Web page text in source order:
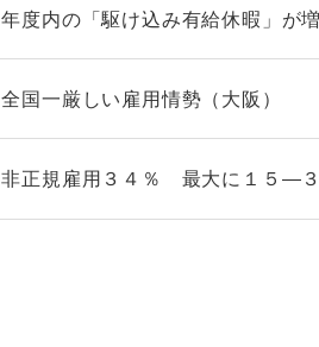
年度内の「駆け込み有給休暇」が
全国一厳しい雇用情勢（大阪）
非正規雇用３４％ 最大に１５―